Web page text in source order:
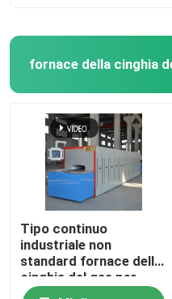
fornace della cinghia
Tipo continuo
industriale non
standard fornace della
cinghia del gas per
ceramica